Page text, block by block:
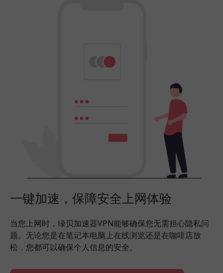
一键加速，保障安全上网体验
当您上网时，绿贝加速器VPN能够确保您无需担心隐私问
题。无论您是在笔记本电脑上在线浏览还是在咖啡店放
松，您都可以确保个人信息的安全。